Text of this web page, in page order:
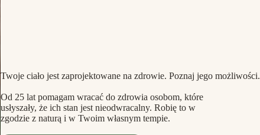
Twoje ciało jest zaprojektowane na zdrowie. Poznaj jego możliwości.
Od 25 lat pomagam wracać do zdrowia osobom, które
usłyszały, że ich stan jest nieodwracalny. Robię to w
zgodzie z naturą i w Twoim własnym tempie.